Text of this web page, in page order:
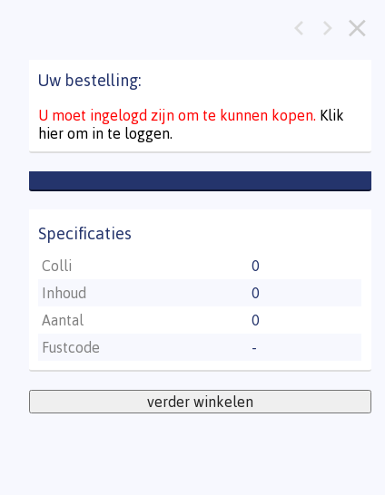
Uw bestelling:
U moet ingelogd zijn om te kunnen kopen. Klik
hier om in te loggen.
Specificaties
Colli
0
Inhoud
0
Aantal
0
Fustcode
-
verder winkelen